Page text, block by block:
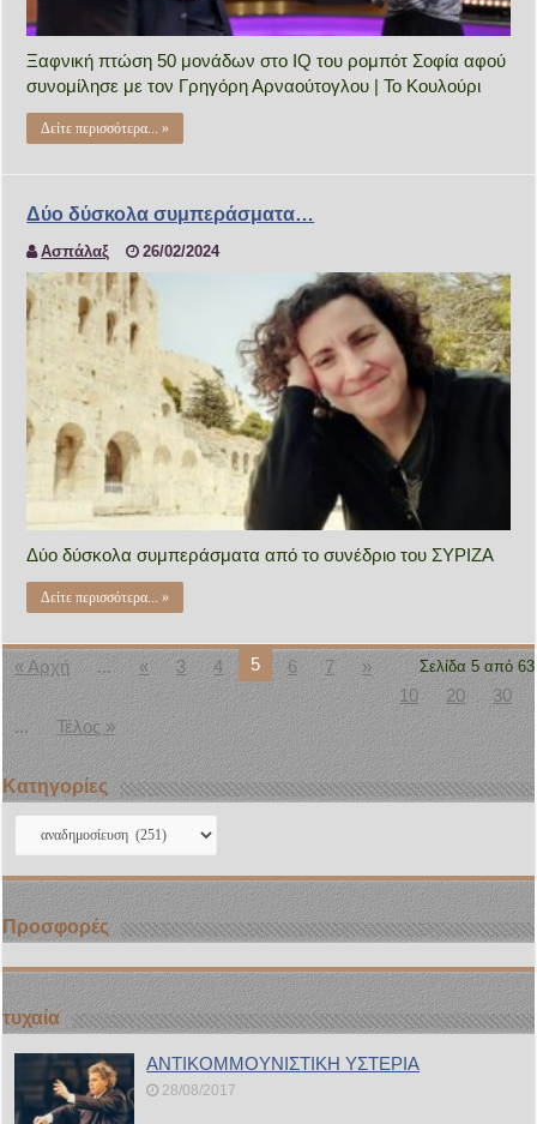
Ξαφνική πτώση 50 μονάδων στο IQ του ρομπότ Σοφία αφού
συνομίλησε με τον Γρηγόρη Αρναούτογλου | Το Κουλούρι
Δείτε περισσότερα... »
Δύο δύσκολα συμπεράσματα…
Ασπάλαξ 26/02/2024
Δύο δύσκολα συμπεράσματα από το συνέδριο του ΣΥΡΙΖΑ
Δείτε περισσότερα... »
Σελίδα 5 από 63
« Αρχή ... « 3 4 5 6 7
»
10
20
30
...
Τέλος »
Kατηγορίες
Kατηγορίες
Προσφορές
τυχαία
ΑΝΤΙΚΟΜΜΟΥΝΙΣΤΙΚΗ ΥΣΤΕΡΙΑ
28/08/2017